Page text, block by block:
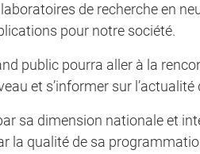
de recherche en
pour notre société.
public pourra aller à la
et s’informer sur l’actualité
sa dimension nationale et
la qualité de sa